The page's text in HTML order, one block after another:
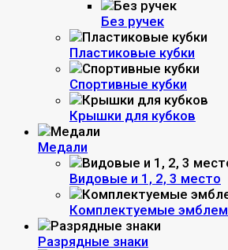
Без ручек
Пластиковые кубки
Спортивные кубки
Крышки для кубков
Медали
Видовые и 1, 2, 3 место
Комплектуемые
Разрядные знаки